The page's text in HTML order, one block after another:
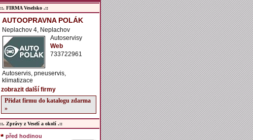
::. FIRMA Veselsko .::
AUTOOPRAVNA POLÁK
Neplachov 4, Neplachov
Autoservisy
Web
733722961
Autoservis, pneuservis,
klimatizace
zobrazit další firmy
Přidat firmu do katalogu zdarma
»
::. Zprávy z Veselí a okolí .::
před hodinou